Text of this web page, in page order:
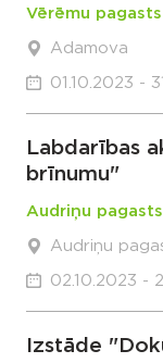
Vērēmu pagasts
Adamova
01.10.2023 -
Labdarības
brīnumu"
Audriņu pagasts
Audriņu
02.10.2023 -
Izstāde